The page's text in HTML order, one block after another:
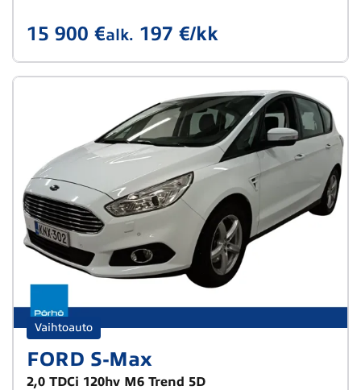
15 900 €alk. 197 €/kk
Vaihtoauto
FORD S-Max
2,0 TDCi 120hv M6 Trend 5D